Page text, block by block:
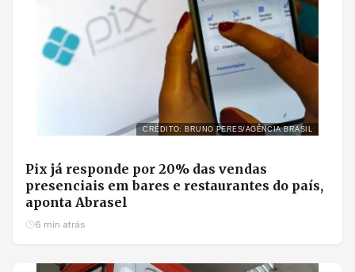
CRÉDITO: BRUNO PERES/AGÊNCIA BRASIL
Pix já responde por 20% das vendas
presenciais em bares e restaurantes do país,
aponta Abrasel
6 min atrás